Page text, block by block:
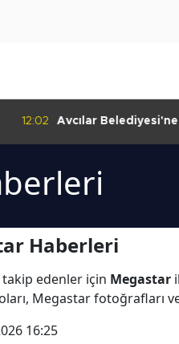
12:02 Avcılar
Haberleri
edenler için Megastar
Megastar fotoğrafları
16:25